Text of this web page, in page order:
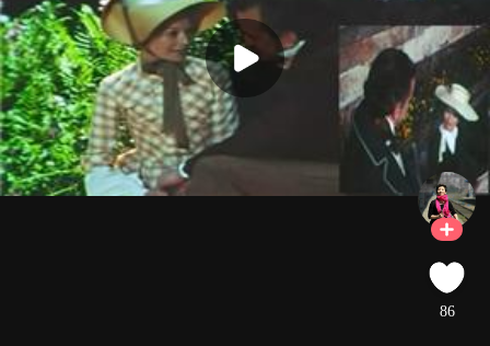
86
开心_上译联盟
不朽 / 欧震 中